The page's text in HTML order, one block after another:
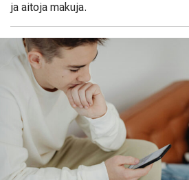
ja aitoja makuja.